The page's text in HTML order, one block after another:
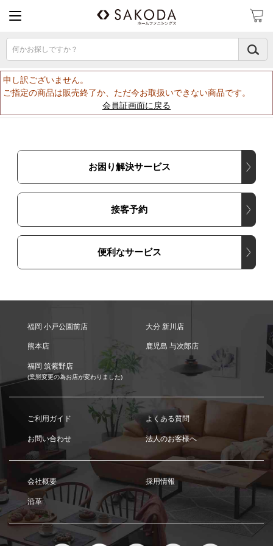
何かお探しですか？
申し訳ございません。
ご指定の商品は販売終了か、ただ今お取扱いできない商品です。
会員証画面に戻る
お困り解決サービス
接客予約
便利なサービス
福岡 小戸公園前店 大分 新川店
熊本店 鹿児島 与次郎店
福岡 筑紫野店
(業態変更の為お店が変わりました)
ご利用ガイド よくある質問
お問い合わせ 法人のお客様へ
会社概要 採用情報
沿革